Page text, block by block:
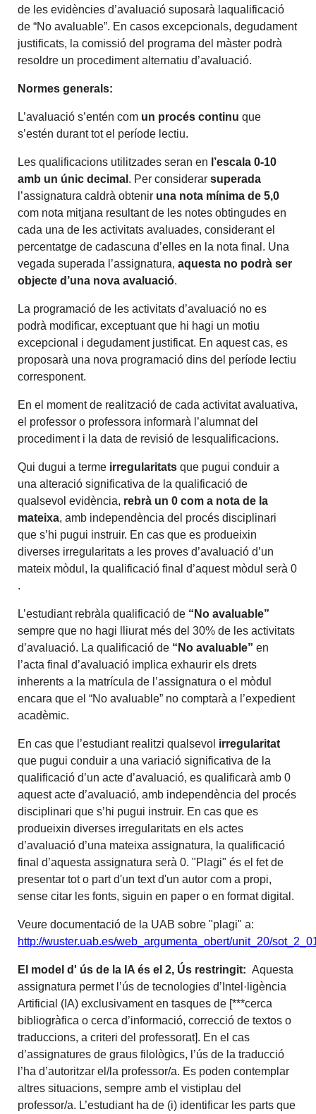
de les evidències d’avaluació suposarà laqualificació
de “No avaluable”. En casos excepcionals, degudament
justificats, la comissió del programa del màster podrà
resoldre un procediment alternatiu d’avaluació.
Normes generals:
L’avaluació s’entén com un procés continu que
s’estén durant tot el període lectiu.
Les qualificacions utilitzades seran en l’escala 0-10
amb un únic decimal . Per considerarsuperada
l’assignatura caldrà obtenir una nota mínima de 5,0
com nota mitjana resultant de les notes obtingudes en
cada una de les activitats avaluades, considerant el
percentatge de cadascuna d’elles en la nota final. Una
vegada superada l’assignatura,aquesta no podrà ser
objecte d’una nova avaluació.
La programació de les activitats d’avaluació no es
podrà modificar, exceptuant que hi hagi un motiu
excepcional i degudament justificat. En aquest cas, es
proposarà una nova programació dins del període lectiu
corresponent.
En el moment de realització de cada activitat avaluativa,
el professor o professora informarà l’alumnat del
procediment i la data de revisió de lesqualificacions.
Qui dugui a terme irregularitats que pugui conduir a
una alteració significativa de la qualificació de
qualsevol evidència, rebrà un 0 com a nota de la
mateixa, amb independència del procés disciplinari
que s’hi pugui instruir. En cas que es produeixin
diverses irregularitats a les proves d’avaluació d’un
mateix mòdul, la qualificació final d’aquest mòdul serà 0
.
L’estudiant rebràla qualificació de “No avaluable”
sempre que no hagi lliurat més del 30% de les activitats
d’avaluació. La qualificació de “No avaluable” en
l’acta final d’avaluació implica exhaurir els drets
inherents a la matrícula de l’assignatura o el mòdul
encara que el “No avaluable” no comptarà a l’expedient
acadèmic.
En cas que l’estudiant realitzi qualsevol irregularitat
que pugui conduir a una variació significativa de la
qualificació d’un acte d’avaluació, es qualificarà amb 0
aquest acte d’avaluació, amb independència del procés
disciplinari que s’hi pugui instruir. En cas que es
produeixin diverses irregularitats en els actes
d’avaluació d’una mateixa assignatura, la qualificació
final d’aquesta assignatura serà 0. "Plagi" és el fet de
presentar tot o part d'un text d'un autor com a propi,
sense citar les fonts, siguin en paper o en format digital.
Veure documentació de la UAB sobre "plagi" a:
http://wuster.uab.es/web_argumenta_obert/unit_20/
El model d' ús de la IA és el 2, Ús restringit:Aquesta
assignatura permet l’ús de tecnologies d’Intel·ligència
Artificial (IA) exclusivament en tasques de [***cerca
bibliogràfica o cerca d’informació, correcció de textos o
traduccions, a criteri del professorat]. En el cas
d’assignatures de graus filològics, l’ús de la traducció
l’ha d’autoritzar el/la professor/a. Es poden contemplar
altres situacions, sempre amb el vistiplau del
professor/a. L’estudiant ha de (i) identificar les parts que